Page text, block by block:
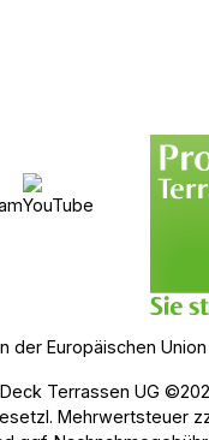
Terrassen UG
Mehrwertsteuer